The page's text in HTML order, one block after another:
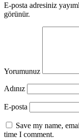
E-posta adresiniz
görünür.
Yorumunuz
Adınız
E-posta
Save my name,
time I comment.